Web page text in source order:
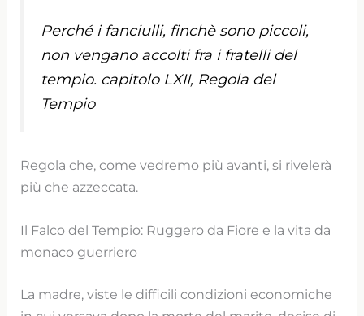
Perché i fanciulli, finchè sono piccoli,
non vengano accolti fra i fratelli del
tempio. capitolo LXII, Regola del
Tempio
Regola che, come vedremo più avanti, si rivelerà
più che azzeccata.
Il Falco del Tempio: Ruggero da Fiore e la vita da
monaco guerriero
La madre, viste le difficili condizioni economiche